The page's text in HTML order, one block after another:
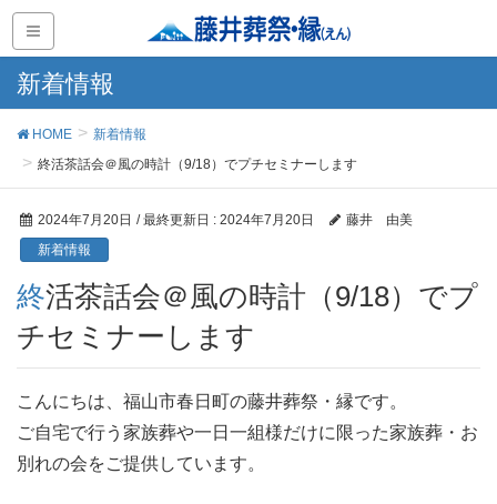
新着情報
HOME
新着情報
終活茶話会＠風の時計（9/18）でプチセミナーします
2024年7月20日 / 最終更新日 : 2024年7月20日
藤井 由美
新着情報
終活茶話会＠風の時計（9/18）でプ
チセミナーします
こんにちは、福山市春日町の藤井葬祭・縁です。
ご自宅で行う家族葬や一日一組様だけに限った家族葬・お
別れの会をご提供しています。